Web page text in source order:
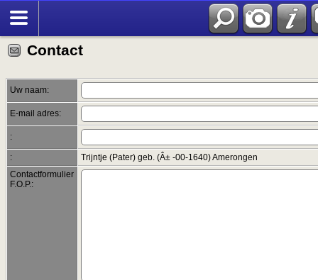
Contact
Uw naam:
E-mail adres:
:
:
Trijntje (Pater) geb. (Â± -00-1640) Amerongen
Contactformulier
F.O.P.: